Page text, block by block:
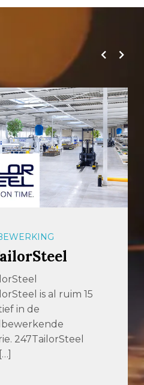
is al ruim 15
in de
247TailorSteel